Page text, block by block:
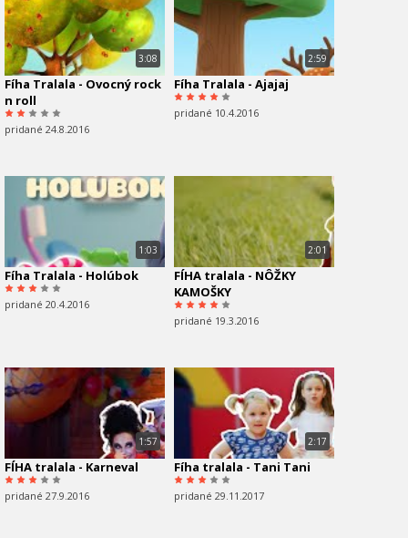
3:08
Fíha Tralala - Ovocný rock
n roll
pridané 24.8.2016
2:59
Fíha Tralala - Ajajaj
pridané 10.4.2016
1:03
Fíha Tralala - Holúbok
pridané 20.4.2016
2:01
FÍHA tralala - NÔŽKY
KAMOŠKY
pridané 19.3.2016
1:57
FÍHA tralala - Karneval
pridané 27.9.2016
2:17
Fíha tralala - Tani Tani
pridané 29.11.2017